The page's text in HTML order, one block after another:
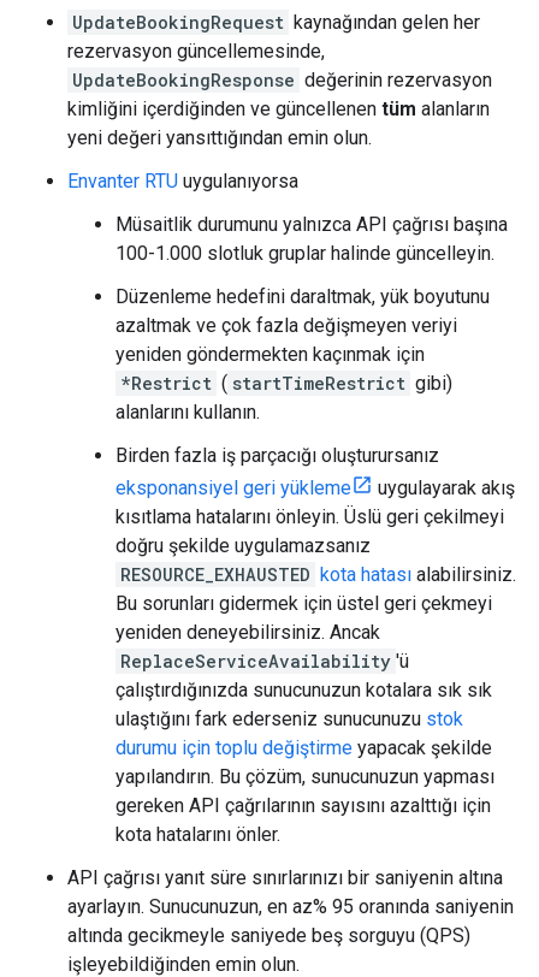
UpdateBookingRequest kaynağından gelen her
rezervasyon güncellemesinde,
UpdateBookingResponse değerinin rezervasyon
kimliğini içerdiğinden ve güncellenen tüm alanların
yeni değeri yansıttığından emin olun.
Envanter RTU uygulanıyorsa
Müsaitlik durumunu yalnızca API çağrısı başına
100-1.000 slotluk gruplar halinde güncelleyin.
Düzenleme hedefini daraltmak, yük boyutunu
azaltmak ve çok fazla değişmeyen veriyi
yeniden göndermekten kaçınmak için
*Restrict ( startTimeRestrict gibi)
alanlarını kullanın.
Birden fazla iş parçacığı oluşturursanız
eksponansiyel geri yükleme
uygulayarak akış
kısıtlama hatalarını önleyin. Üslü geri çekilmeyi
doğru şekilde uygulamazsanız
RESOURCE_EXHAUSTED kota hatası alabilirsiniz.
Bu sorunları gidermek için üstel geri çekmeyi
yeniden deneyebilirsiniz. Ancak
ReplaceServiceAvailability 'ü
çalıştırdığınızda sunucunuzun kotalara sık sık
ulaştığını fark ederseniz sunucunuzu stok
durumu için toplu değiştirme yapacak şekilde
yapılandırın. Bu çözüm, sunucunuzun yapması
gereken API çağrılarının sayısını azalttığı için
kota hatalarını önler.
API çağrısı yanıt süre sınırlarınızı bir saniyenin altına
ayarlayın. Sunucunuzun, en az% 95 oranında saniyenin
altında gecikmeyle saniyede beş sorguyu (QPS)
işleyebildiğinden emin olun.